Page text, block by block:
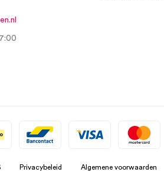
Privacybeleid Algemene voorwaarden